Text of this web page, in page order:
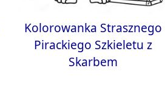
Kolorowanka Strasznego
Pirackiego Szkieletu z
Skarbem